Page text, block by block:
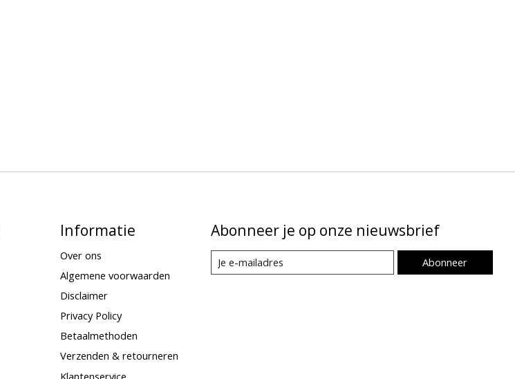
Informatie
Over ons
Algemene voorwaarden
Disclaimer
Privacy Policy
Betaalmethoden
Verzenden & retourneren
Klantenservice
Abonneer je op onze nieuwsbrief
Abonneer